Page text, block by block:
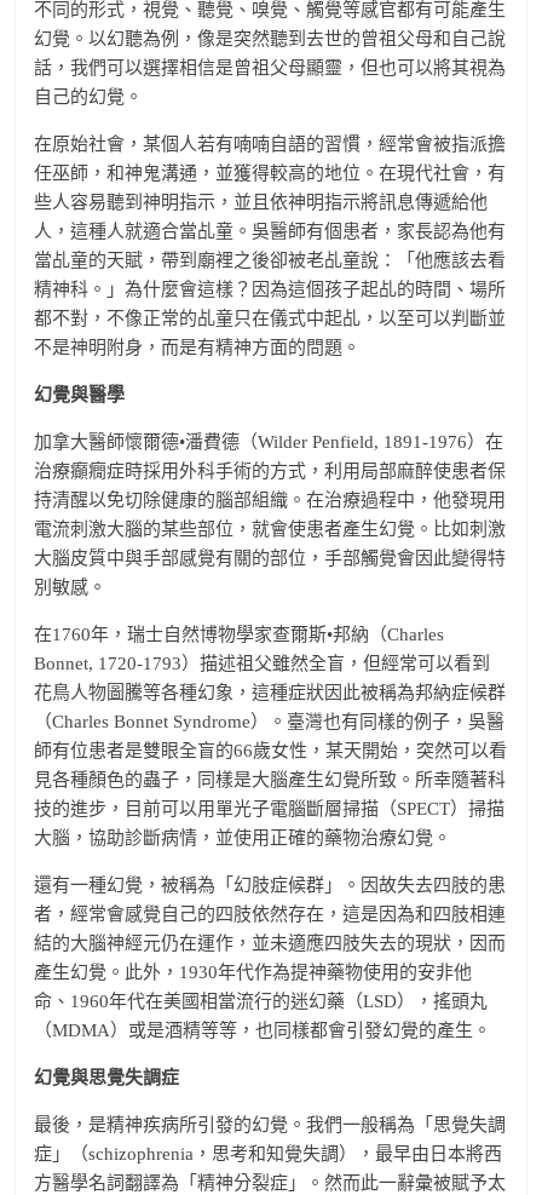
不同的形式，視覺、聽覺、嗅覺、觸覺等感官都有可能產生
幻覺。以幻聽為例，像是突然聽到去世的曾祖父母和自己說
話，我們可以選擇相信是曾祖父母顯靈，但也可以將其視為
自己的幻覺。
在原始社會，某個人若有喃喃自語的習慣，經常會被指派擔
任巫師，和神鬼溝通，並獲得較高的地位。在現代社會，有
些人容易聽到神明指示，並且依神明指示將訊息傳遞給他
人，這種人就適合當乩童。吳醫師有個患者，家長認為他有
當乩童的天賦，帶到廟裡之後卻被老乩童說：「他應該去看
精神科。」為什麼會這樣？因為這個孩子起乩的時間、場所
都不對，不像正常的乩童只在儀式中起乩，以至可以判斷並
不是神明附身，而是有精神方面的問題。
幻覺與醫學
加拿大醫師懷爾德•潘費德（Wilder Penfield, 1891-1976）在
治療癲癇症時採用外科手術的方式，利用局部麻醉使患者保
持清醒以免切除健康的腦部組織。在治療過程中，他發現用
電流刺激大腦的某些部位，就會使患者產生幻覺。比如刺激
大腦皮質中與手部感覺有關的部位，手部觸覺會因此變得特
別敏感。
在1760年，瑞士自然博物學家查爾斯•邦納（Charles
Bonnet, 1720-1793）描述祖父雖然全盲，但經常可以看到
花鳥人物圖騰等各種幻象，這種症狀因此被稱為邦納症候群
（Charles Bonnet Syndrome）。臺灣也有同樣的例子，吳醫
師有位患者是雙眼全盲的66歲女性，某天開始，突然可以看
見各種顏色的蟲子，同樣是大腦產生幻覺所致。所幸隨著科
技的進步，目前可以用單光子電腦斷層掃描（SPECT）掃描
大腦，協助診斷病情，並使用正確的藥物治療幻覺。
還有一種幻覺，被稱為「幻肢症候群」。因故失去四肢的患
者，經常會感覺自己的四肢依然存在，這是因為和四肢相連
結的大腦神經元仍在運作，並未適應四肢失去的現狀，因而
產生幻覺。此外，1930年代作為提神藥物使用的安非他
命、1960年代在美國相當流行的迷幻藥（LSD），搖頭丸
（MDMA）或是酒精等等，也同樣都會引發幻覺的產生。
幻覺與思覺失調症
最後，是精神疾病所引發的幻覺。我們一般稱為「思覺失調
症」（schizophrenia，思考和知覺失調），最早由日本將西
方醫學名詞翻譯為「精神分裂症」。然而此一辭彙被賦予太